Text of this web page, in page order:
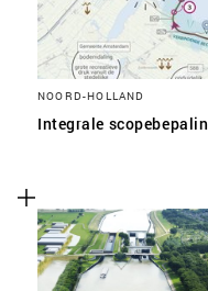
NOORD-HOLLAND
Integrale